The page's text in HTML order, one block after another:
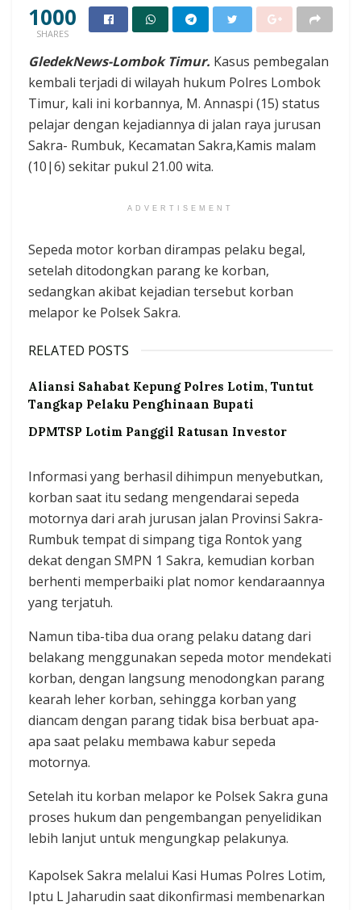
1000
SHARES
GledekNews-Lombok Timur. Kasus pembegalan
kembali terjadi di wilayah hukum Polres Lombok
Timur, kali ini korbannya, M. Annaspi (15) status
pelajar dengan kejadiannya di jalan raya jurusan
Sakra- Rumbuk, Kecamatan Sakra,Kamis malam
(10|6) sekitar pukul 21.00 wita.
ADVERTISEMENT
Sepeda motor korban dirampas pelaku begal,
setelah ditodongkan parang ke korban,
sedangkan akibat kejadian tersebut korban
melapor ke Polsek Sakra.
RELATED POSTS
Aliansi Sahabat Kepung Polres Lotim, Tuntut
Tangkap Pelaku Penghinaan Bupati
DPMTSP Lotim Panggil Ratusan Investor
Informasi yang berhasil dihimpun menyebutkan,
korban saat itu sedang mengendarai sepeda
motornya dari arah jurusan jalan Provinsi Sakra-
Rumbuk tempat di simpang tiga Rontok yang
dekat dengan SMPN 1 Sakra, kemudian korban
berhenti memperbaiki plat nomor kendaraannya
yang terjatuh.
Namun tiba-tiba dua orang pelaku datang dari
belakang menggunakan sepeda motor mendekati
korban, dengan langsung menodongkan parang
kearah leher korban, sehingga korban yang
diancam dengan parang tidak bisa berbuat apa-
apa saat pelaku membawa kabur sepeda
motornya.
Setelah itu korban melapor ke Polsek Sakra guna
proses hukum dan pengembangan penyelidikan
lebih lanjut untuk mengungkap pelakunya.
Kapolsek Sakra melalui Kasi Humas Polres Lotim,
Iptu L Jaharudin saat dikonfirmasi membenarkan